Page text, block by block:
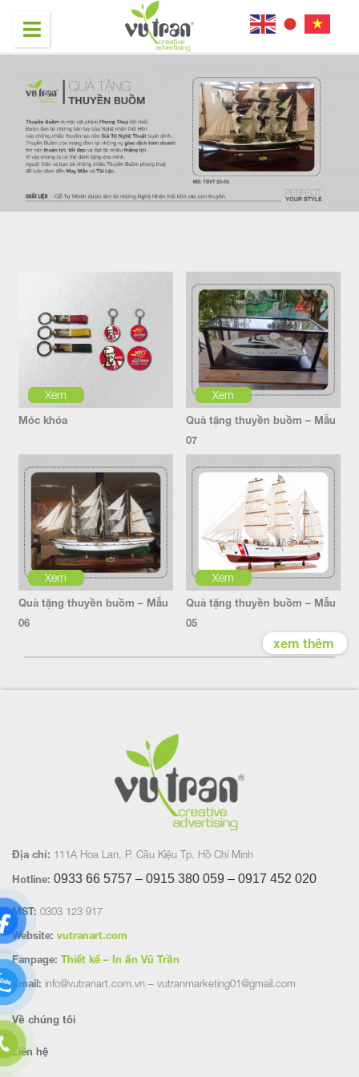
Xem
Móc khóa
Xem
Quà tặng thuyền buồm – Mẫu
07
Xem
Quà tặng thuyền buồm – Mẫu
06
Xem
Quà tặng thuyền buồm – Mẫu
05
xem thêm
Địa chỉ: 111A Hoa Lan, P. Cầu Kiệu Tp. Hồ Chí Minh
Hotline: 0933 66 5757 – 0915 380 059 – 0917 452 020
MST: 0303 123 917
Website: vutranart.com
Fanpage: Thiết kế – In ấn Vũ Trần
Email: info@vutranart.com.vn – vutranmarketing01@gmail.com
Về chúng tôi
Liên hệ